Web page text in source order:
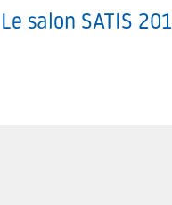
Le salon SATIS